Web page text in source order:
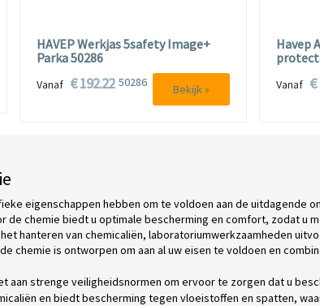
HAVEP Werkjas 5safety Image+
Parka 50286
Vanaf € 192.22 Bekijk »
Havep
Vanaf €
eigenschappen hebben om te voldoen aan de uitdagende
de chemie biedt u optimale bescherming en comfort, zodat u
hanteren van chemicaliën, laboratoriumwerkzaamheden
chemie is ontworpen om aan al uw eisen te voldoen en
aan strenge veiligheidsnormen om ervoor te zorgen dat u
en biedt bescherming tegen vloeistoffen en spatten,